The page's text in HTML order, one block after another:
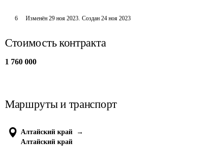
6 Изменён 29 ноя 2023. Создан 24 ноя 2023
Стоимость контракта
1 760 000
Маршруты и транспорт
Алтайский край
→
Алтайский край